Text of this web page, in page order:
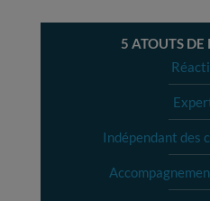
5 ATOUTS DE
Indépendant des